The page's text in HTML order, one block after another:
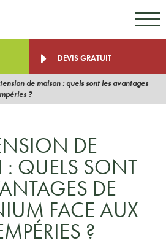
DEVIS GRATUIT
de maison : quels sont les avantages
?
DE
QUELS SONT
DE
FACE AUX
?